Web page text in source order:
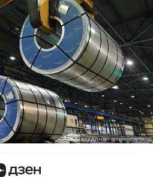
ВЛАДИМИР СМИРНОВ/ТАСС